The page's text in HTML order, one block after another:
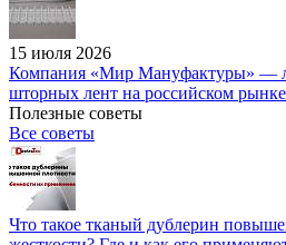
15 июля 2026
Компания «Мир Мануфактуры» —
шторных лент на российском
Полезные советы
Все советы
Что такое тканый дублерин